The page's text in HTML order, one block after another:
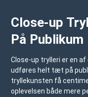
Close-up
På Publikum
Close-up trylleri er en
udføres helt tæt på
tryllekunsten få
oplevelsen både mere